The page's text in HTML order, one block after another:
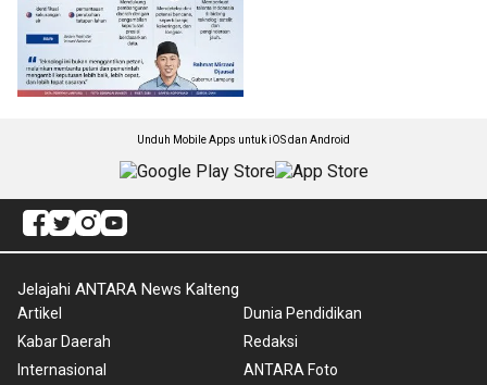
Unduh Mobile Apps untuk iOS dan Android
Jelajahi ANTARA News Kalteng
Artikel
Kabar Daerah
Internasional
Dunia Pendidikan
Redaksi
ANTARA Foto